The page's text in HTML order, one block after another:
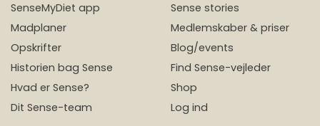
SenseMyDiet app
Madplaner
Opskrifter
Historien bag Sense
Hvad er Sense?
Dit Sense-team
Sense stories
Medlemskaber & priser
Blog/events
Find Sense-vejleder
Shop
Log ind